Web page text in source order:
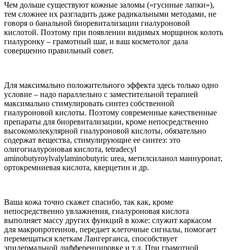
Чем дольше существуют кожные заломы («гусиные лапки»),
тем сложнее их разгладить даже радикальными методами, не
говоря о банальной биоревитализации гиалуроновой
кислотой. Поэтому при появлении видимых морщинок колоть
гиалуронку – грамотный шаг, и ваш косметолог дала
совершенно правильный совет.
Для максимально положительного эффекта здесь только одно
условие – надо параллельно с заместительной терапией
максимально стимулировать синтез собственной
гиалуроновой кислоты. Поэтому современные качественные
препараты для биоревитализации, кроме непосредственно
высокомолекулярной гиалуроновой кислоты, обязательно
содержат вещества, стимулирующие ее синтез: это
олигогиалуроновая кислота, tetradecyl
aminobutyroylvalylaminobutyric urea, метилсиланол маннуронат,
ортокремниевая кислота, кверцетин и др.
Ваша кожа точно скажет спасибо, так как, кроме
непосредственно увлажнения, гиалуроновая кислота
выполняет массу других функций в коже: служит каркасом
для макропротеинов, передает клеточные сигналы, помогает
перемещаться клеткам Лангерганса, способствует
эпидермальной дифференцировке и т.д. При грамотной